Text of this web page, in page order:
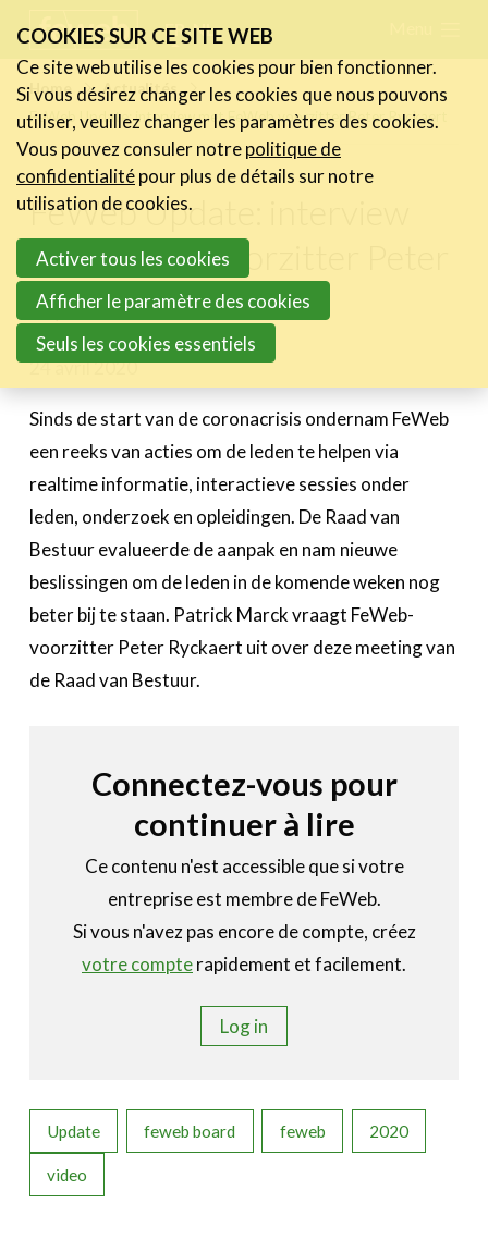
links
Jump
to
navigation
Jump
main
content
FR NL
Home
Actualités
FeWeb Update: interview met FeWeb voorzitter Peter Ryckaert
FeWeb Update: interview
met FeWeb voorzitter Peter
Ryckaert
24 avril 2020
Sinds de start van de coronacrisis ondernam FeWeb
een reeks van acties om de leden te helpen via
realtime informatie, interactieve sessies onder
leden, onderzoek en opleidingen. De Raad van
Bestuur evalueerde de aanpak en nam nieuwe
beslissingen om de leden in de komende weken nog
beter bij te staan. Patrick Marck vraagt FeWeb-
voorzitter Peter Ryckaert uit over deze meeting van
de Raad van Bestuur.
Connectez-vous pour
continuer à lire
Ce contenu n'est accessible que si votre
entreprise est membre de FeWeb.
Si vous n'avez pas encore de compte, créez
votre compterapidement et facilement.
Log in
Update feweb board feweb 2020
video
Actualités
Les nouvelles du secteur
Les FeWeb Vidéos
Les Cases des membres
Activités
Cases Gallery
Le Toolbox
Annuaire prestataires
Become a member
COOKIES SUR CE SITE WEB
Ce site web utilise les cookies pour bien fonctionner.
Si vous désirez changer les cookies que nous pouvons
utiliser, veuillez changer les paramètres des cookies.
Vous pouvez consuler notrepolitique de
confidentialitépour plus de détails sur notre
utilisation de cookies.
Activer tous les cookies
Afficher le paramètre des cookies
Seuls les cookies essentiels